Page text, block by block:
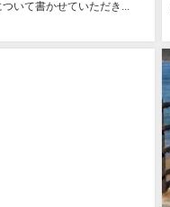
いて書かせていただき...